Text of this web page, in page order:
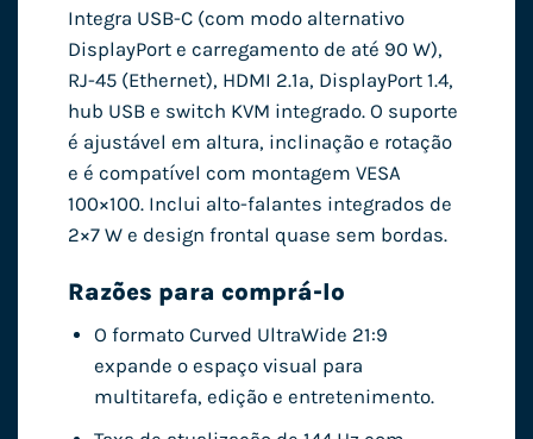
Integra USB-C (com modo alternativo
DisplayPort e carregamento de até 90 W),
RJ-45 (Ethernet), HDMI 2.1a, DisplayPort 1.4,
hub USB e switch KVM integrado. O suporte
é ajustável em altura, inclinação e rotação
e é compatível com montagem VESA
100×100. Inclui alto-falantes integrados de
2×7 W e design frontal quase sem bordas.
Razões para comprá-lo
O formato Curved UltraWide 21:9
expande o espaço visual para
multitarefa, edição e entretenimento.